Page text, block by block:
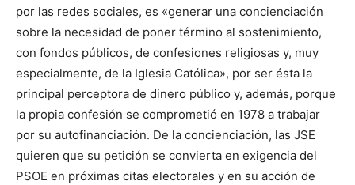
por las redes sociales, es «generar una concienciación
sobre la necesidad de poner término al sostenimiento,
con fondos públicos, de confesiones religiosas y, muy
especialmente, de la Iglesia Católica», por ser ésta la
principal perceptora de dinero público y, además, porque
la propia confesión se comprometió en 1978 a trabajar
por su autofinanciación. De la concienciación, las JSE
quieren que su petición se convierta en exigencia del
PSOE en próximas citas electorales y en su acción de